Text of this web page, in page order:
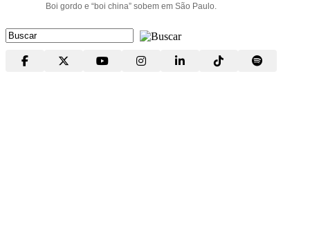
Boi gordo e “boi china” sobem em São Paulo.